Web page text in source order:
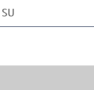
l’AI deve